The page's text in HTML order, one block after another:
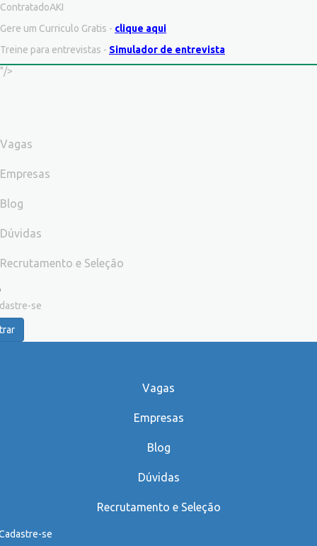
ContratadoAKI
Gere um Curriculo Gratis - clique aqui
Treine para entrevistas - Simulador de entrevista
"/>
Vagas
Empresas
Blog
Dúvidas
Recrutamento e Seleção
se
Vagas
Empresas
Blog
Dúvidas
Recrutamento e Seleção
se